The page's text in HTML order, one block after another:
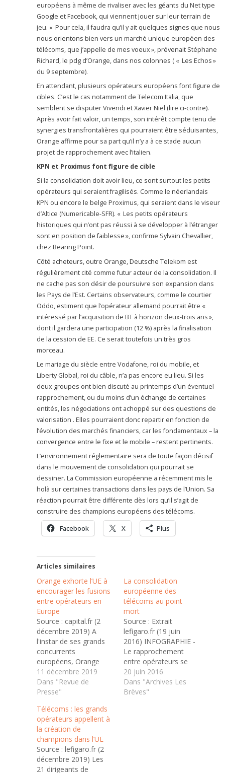
européens à même de rivaliser avec les géants du Net type
Google et Facebook, qui viennent jouer sur leur terrain de
jeu. « Pour cela, il faudra qu’il y ait quelques signes que nous
nous orientons bien vers un marché unique européen des
télécoms, que j’appelle de mes voeux », prévenait Stéphane
Richard, le pdg d’Orange, dans nos colonnes ( « Les Echos »
du 9 septembre).
En attendant, plusieurs opérateurs européens font figure de
cibles. C’est le cas notamment de Telecom Italia, que
semblent se disputer Vivendi et Xavier Niel (lire ci-contre).
Après avoir fait valoir, un temps, son intérêt compte tenu de
synergies transfrontalières qui pourraient être séduisantes,
Orange affirme pour sa part qu’il n’y a à ce stade aucun
projet de rapprochement avec l’italien.
KPN et Proximus font figure de cible
Si la consolidation doit avoir lieu, ce sont surtout les petits
opérateurs qui seraient fragilisés. Comme le néerlandais
KPN ou encore le belge Proximus, qui seraient dans le viseur
d’Altice (Numericable-SFR). « Les petits opérateurs
historiques qui n’ont pas réussi à se développer à l’étranger
sont en position de faiblesse », confirme Sylvain Chevallier,
chez Bearing Point.
Côté acheteurs, outre Orange, Deutsche Telekom est
régulièrement cité comme futur acteur de la consolidation. Il
ne cache pas son désir de poursuivre son expansion dans
les Pays de l’Est. Certains observateurs, comme le courtier
Oddo, estiment que l’opérateur allemand pourrait être «
intéressé par l’acquisition de BT à horizon deux-trois ans »,
dont il gardera une participation (12 %) après la finalisation
de la cession de EE. Ce serait toutefois un très gros
morceau.
Le mariage du siècle entre Vodafone, roi du mobile, et
Liberty Global, roi du câble, n’a pas encore eu lieu. Si les
deux groupes ont bien discuté au printemps d’un éventuel
rapprochement, ou du moins d’un échange de certaines
entités, les négociations ont achoppé sur des questions de
valorisation . Elles pourraient donc repartir en fonction de
l’évolution des marchés financiers, car les fondamentaux – la
convergence entre le fixe et le mobile – restent pertinents.
L’environnement réglementaire sera de toute façon décisif
dans le mouvement de consolidation qui pourrait se
dessiner. La Commission européenne a récemment mis le
holà sur certaines transactions dans les pays de l’Union. Sa
réaction pourrait être différente dès lors qu’il s’agit de
construire des champions européens des télécoms.
Facebook X Plus
Articles similaires
Orange exhorte l’UE à
encourager les fusions
entre opérateurs en
Europe
Source : capital.fr (2
décembre 2019) A
l'instar de ses grands
concurrents
européens, Orange
souhaiterait que
Bruxelles favorise la
création de champions
l'Union européenne,
afin que ces derniers
puissent faire la poids
face aux mastodontes
chinois et américains
du secteur. Alors que
11 décembre 2019
Dans "Revue de
Presse"
La consolidation
européenne des
télécoms au point
mort
Source : Extrait
lefigaro.fr (19 juin
2016) INFOGRAPHIE -
Le rapprochement
entre opérateurs se
heurte à Bruxelles et à
des freins politiques,
économiques ou
20 juin 2016
Dans "Archives Les
Brèves"
Télécoms : les grands
opérateurs appellent à
la création de
champions dans l’UE
Source : lefigaro.fr (2
décembre 2019) Les
21 dirigeants de